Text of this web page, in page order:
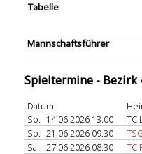
Tabelle
Mannschaftsführer
Spieltermine - Bezirk
Datum
So. 14.06.2026 13:00
TC
So. 21.06.2026 09:30
Sa.
27.06.2026 08:30
TC